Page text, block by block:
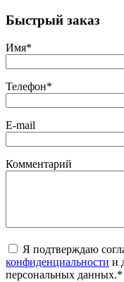
Быстрый заказ
Имя*
Телефон*
E-mail
Комментарий
Я подтверждаю
конфиденциальности и
персональных данных.*